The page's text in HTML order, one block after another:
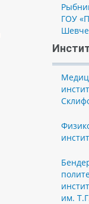
ГОУ
им.